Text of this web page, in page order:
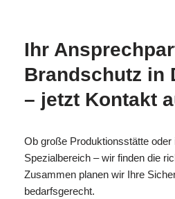
Ihr
Brandschutz in
– jetzt Kontakt
Ob große Produktionsstätte oder
Spezialbereich – wir finden die
Zusammen planen wir Ihre
bedarfsgerecht.